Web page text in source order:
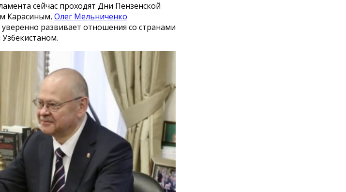
сейчас проходят Дни Пензенской
Карасиным, Олег Мельниченко
развивает отношения со странами